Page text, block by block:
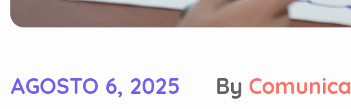
AGOSTO 6, 2025 By Comunica